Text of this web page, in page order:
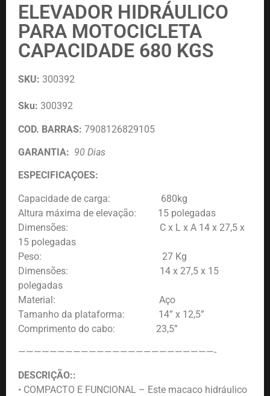
ELEVADOR HIDRÁULICO
PARA MOTOCICLETA
CAPACIDADE 680 KGS
SKU: 300392
Sku: 300392
COD. BARRAS: 7908126829105
GARANTIA: 90 Dias
ESPECIFICAÇOES:
Capacidade de carga: ‎680kg
Altura máxima de elevação: ‎15 polegadas
Dimensões: C x L x A ‎14 x 27,5 x
15 polegadas
Peso: ‎ 27 Kg
Dimensões: 14 x 27,5 x 15
polegadas
Material: Aço
Tamanho da plataforma: 14” x 12,5”
Comprimento do cabo: 23,5”
—————————————————————————-
DESCRIÇÃO::
• COMPACTO E FUNCIONAL – Este macaco hidráulico